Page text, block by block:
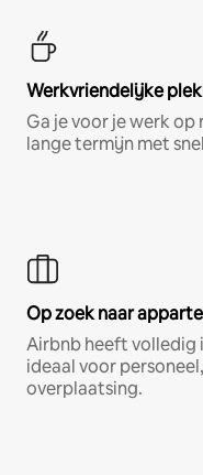
Werkvriendelijke
Ga je voor je werk
lange termijn met
Op zoek naar
Airbnb heeft
ideaal voor
overplaatsing.